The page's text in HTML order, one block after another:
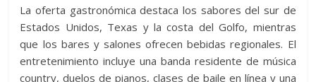
La oferta gastronómica destaca los sabores del sur de
Estados Unidos, Texas y la costa del Golfo, mientras
que los bares y salones ofrecen bebidas regionales. El
entretenimiento incluye una banda residente de música
country, duelos de pianos, clases de baile en línea y una